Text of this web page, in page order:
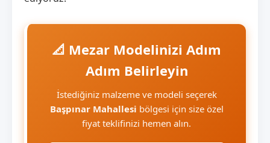
📐 Mezar Modelinizi Adım
Adım Belirleyin
İstediğiniz malzeme ve modeli seçerek
Başpınar Mahallesi bölgesi için size özel
fiyat teklifinizi hemen alın.